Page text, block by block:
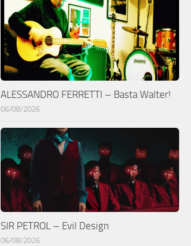
ALESSANDRO FERRETTI – Basta Walter!
06/08/2026
SIR PETROL – Evil Design
06/08/2026